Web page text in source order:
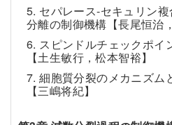
5. セパレース-セキュリン
分離の制御機構【長尾恒治
6. スピンドルチェックポイ
【土生敏行，松本智裕】
7. 細胞質分裂のメカニズム
【三嶋将紀】